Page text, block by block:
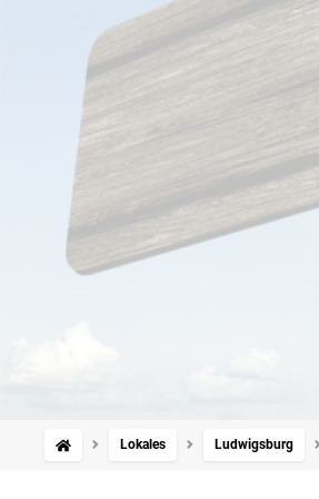
Lokales Ludwigsburg